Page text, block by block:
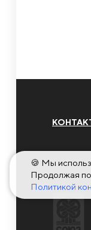
🍪 Мы
Продолжая
Политикой